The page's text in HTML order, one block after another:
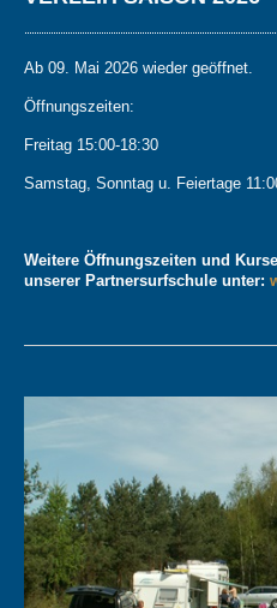
Ab 09. Mai 2026 wieder geöffnet.
Öffnungszeiten:
Freitag 15:00-18:30
Samstag, Sonntag u. Feiertage
Weitere Öffnungszeiten und
unserer Partnersurfschule unter: